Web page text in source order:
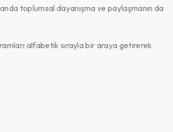
toplumsal dayanışma ve paylaşmanın da
alfabetik sırayla bir araya getirerek